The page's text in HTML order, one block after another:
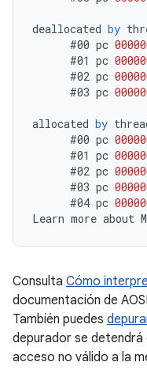
deallocated by
#00 pc
#01 pc
#02 pc
#03 pc
allocated by
#00 pc
#01 pc
#02 pc
#03 pc
#04 pc
Learn more about
Consulta Cómo
documentación de
También puedes
depurador se detendrá
acceso no válido a la